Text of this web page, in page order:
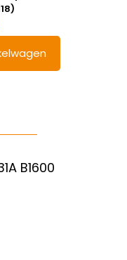
B1600